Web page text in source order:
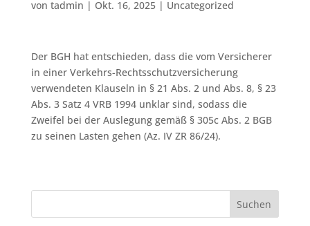
von tadmin | Okt. 16, 2025| Uncategorized
Der BGH hat entschieden, dass die vom Versicherer
in einer Verkehrs-Rechtsschutzversicherung
verwendeten Klauseln in § 21 Abs. 2 und Abs. 8, § 23
Abs. 3 Satz 4 VRB 1994 unklar sind, sodass die
Zweifel bei der Auslegung gemäß § 305c Abs. 2 BGB
zu seinen Lasten gehen (Az. IV ZR 86/24).